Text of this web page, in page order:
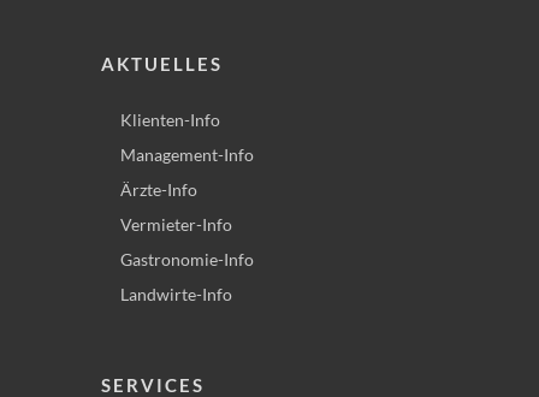
AKTUELLES
Klienten-Info
Management-Info
Ärzte-Info
Vermieter-Info
Gastronomie-Info
Landwirte-Info
SERVICES